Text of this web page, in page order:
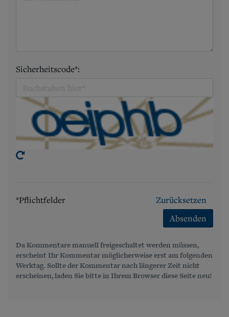
Sicherheitscode*:
*Pflichtfelder
Zurücksetzen
Absenden
Da Kommentare manuell freigeschaltet werden müssen,
erscheint Ihr Kommentar möglicherweise erst am folgenden
Werktag. Sollte der Kommentar nach längerer Zeit nicht
erscheinen, laden Sie bitte in Ihrem Browser diese Seite neu!